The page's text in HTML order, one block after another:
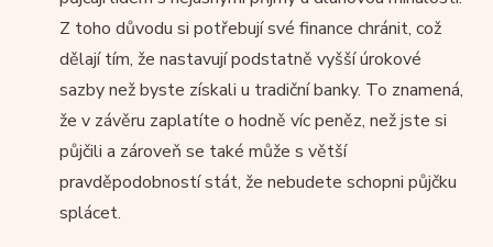
Z toho důvodu si potřebují své finance chránit, což
dělají tím, že nastavují podstatně vyšší úrokové
sazby než byste získali u tradiční banky. To znamená,
že v závěru zaplatíte o hodně víc peněz, než jste si
půjčili a zároveň se také může s větší
pravděpodobností stát, že nebudete schopni půjčku
splácet.